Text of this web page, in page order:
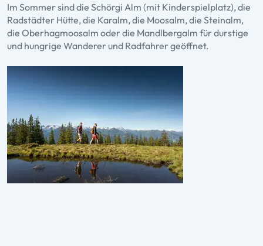
Im Sommer sind die Schörgi Alm (mit Kinderspielplatz), die
Radstädter Hütte, die Karalm, die Moosalm, die Steinalm,
die Oberhagmoosalm oder die Mandlbergalm für durstige
und hungrige Wanderer und Radfahrer geöffnet.